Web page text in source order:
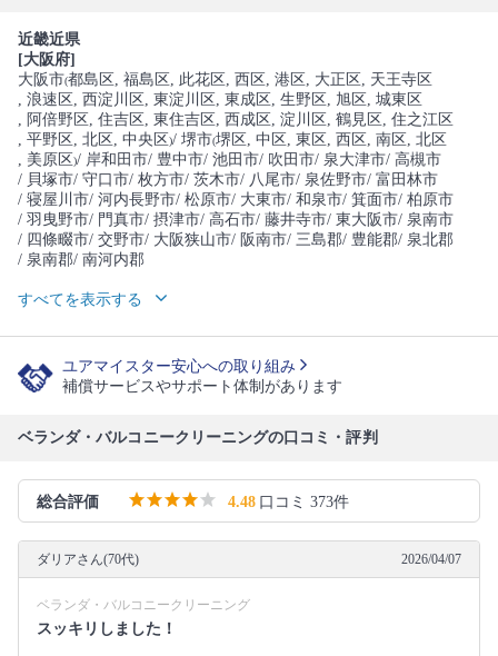
近畿近県
[大阪府]
大阪市(都島区 , 福島区 , 此花区 , 西区 , 港区 , 大正区 , 天王寺区
, 浪速区 , 西淀川区 , 東淀川区 , 東成区 , 生野区 , 旭区 , 城東区
, 阿倍野区 , 住吉区 , 東住吉区 , 西成区 , 淀川区 , 鶴見区 , 住之江区
, 平野区 , 北区 , 中央区)/ 堺市(堺区 , 中区 , 東区 , 西区 , 南区 , 北区
, 美原区)/ 岸和田市/ 豊中市/ 池田市/ 吹田市/ 泉大津市/ 高槻市
/ 貝塚市/ 守口市/ 枚方市/ 茨木市/ 八尾市/ 泉佐野市/ 富田林市
/ 寝屋川市/ 河内長野市/ 松原市/ 大東市/ 和泉市/ 箕面市/ 柏原市
/ 羽曳野市/ 門真市/ 摂津市/ 高石市/ 藤井寺市/ 東大阪市/ 泉南市
/ 四條畷市/ 交野市/ 大阪狭山市/ 阪南市/ 三島郡/ 豊能郡/ 泉北郡
/ 泉南郡/ 南河内郡
すべてを表示する
ユアマイスター安心への取り組み
補償サービスやサポート体制があります
ベランダ・バルコニークリーニングの口コミ・評判
総合評価 4.48 口コミ 373件
ダリアさん(70代) 2026/04/07
ベランダ・バルコニークリーニング
スッキリしました！